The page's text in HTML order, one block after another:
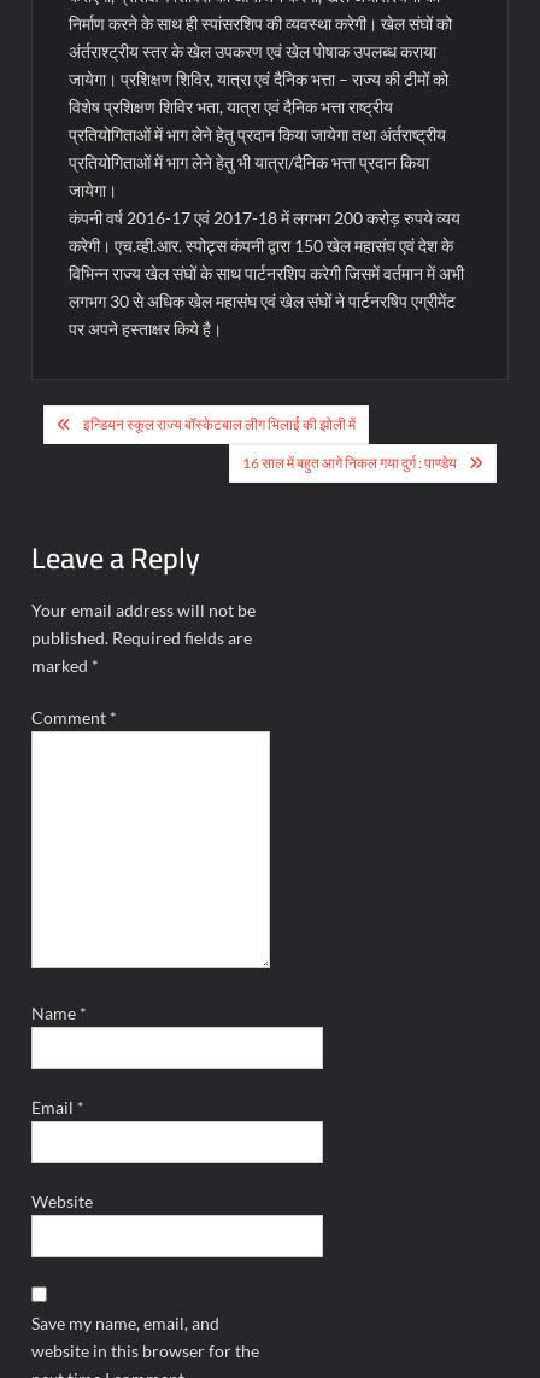
निर्माण करने के साथ ही स्पांसरशिप की व्यवस्था करेगी। खेल संघों को
अंर्तराश्ट्रीय स्तर के खेल उपकरण एवं खेल पोषाक उपलब्ध कराया
जायेगा। प्रशिक्षण शिविर, यात्रा एवं दैनिक भत्ता – राज्य की टीमों को
विशेष प्रशिक्षण शिविर भता, यात्रा एवं दैनिक भत्ता राष्ट्रीय
प्रतियोगिताओं में भाग लेने हेतु प्रदान किया जायेगा तथा अंर्तराष्ट्रीय
प्रतियोगिताओं में भाग लेने हेतु भी यात्रा/दैनिक भत्ता प्रदान किया
जायेगा।
कंपनी वर्ष 2016-17 एवं 2017-18 में लगभग 200 करोड़ रुपये व्यय
करेगी। एच.व्ही.आर. स्पोट्र्र्स कंपनी द्वारा 150 खेल महासंघ एवं देश के
विभिन्न राज्य खेल संघों के साथ पार्टनरशिप करेगी जिसमें वर्तमान में अभी
लगभग 30 से अधिक खेल महासंघ एवं खेल संघों ने पार्टनरषिप एग्रीमेंट
पर अपने हस्ताक्षर किये है।
Post
navigation
इन्डियन स्कूल राज्य बॉस्केटबाल लीग भिलाई की झोली में
16 साल में बहुत आगे निकल गया दुर्ग : पाण्डेय
Leave a Reply
Your email address will not be
published. Required fields are
marked *
Comment *
Name *
Email *
Website
Save my name, email, and
website in this browser for the